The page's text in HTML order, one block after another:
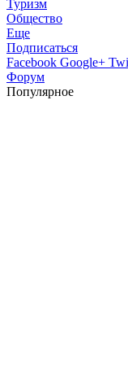
Туризм
Общество
Еще
Подписаться
Facebook Google+
Форум
Популярное